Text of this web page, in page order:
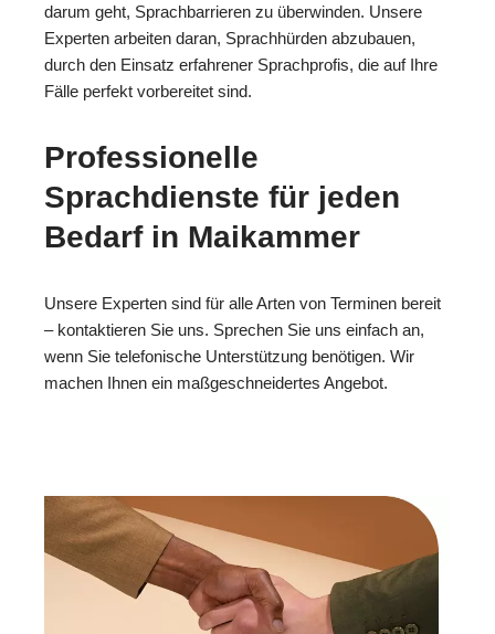
darum geht, Sprachbarrieren zu überwinden. Unsere
Experten arbeiten daran, Sprachhürden abzubauen,
durch den Einsatz erfahrener Sprachprofis, die auf Ihre
Fälle perfekt vorbereitet sind.
Professionelle
Sprachdienste für jeden
Bedarf in Maikammer
Unsere Experten sind für alle Arten von Terminen bereit
– kontaktieren Sie uns. Sprechen Sie uns einfach an,
wenn Sie telefonische Unterstützung benötigen. Wir
machen Ihnen ein maßgeschneidertes Angebot.